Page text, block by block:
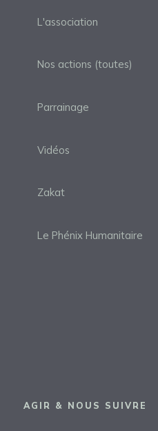
L'association
Nos actions (toutes)
Parrainage
Vidéos
Zakat
Le Phénix Humanitaire
AGIR & NOUS SUIVRE